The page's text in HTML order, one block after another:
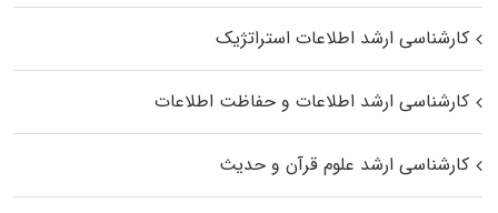
کارشناسی ارشد اطلاعات استراتژیک
کارشناسی ارشد اطلاعات و حفاظت اطلاعات
کارشناسی ارشد علوم قرآن و حدیث